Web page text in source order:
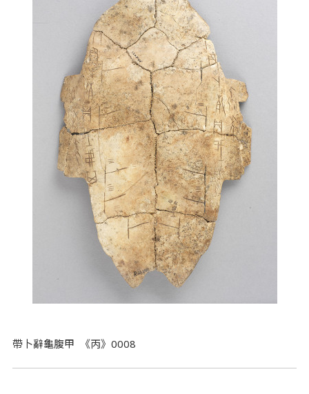
帶卜辭龜腹甲 《丙》0008